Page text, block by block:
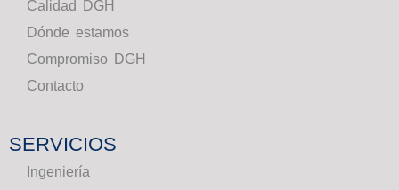
Calidad DGH
Dónde estamos
Compromiso DGH
Contacto
SERVICIOS
Ingeniería